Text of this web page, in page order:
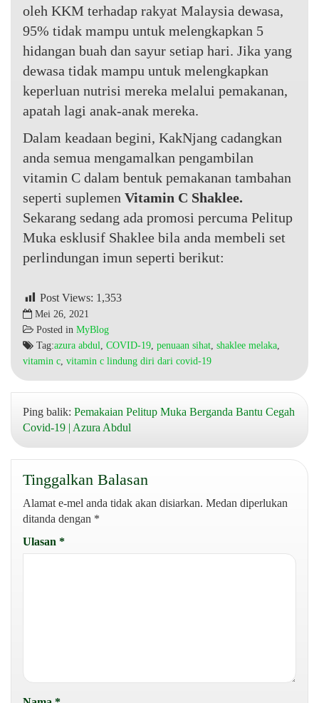
oleh KKM terhadap rakyat Malaysia dewasa,
95% tidak mampu untuk melengkapkan 5
hidangan buah dan sayur setiap hari. Jika yang
dewasa tidak mampu untuk melengkapkan
keperluan nutrisi mereka melalui pemakanan,
apatah lagi anak-anak mereka.
Dalam keadaan begini, KakNjang cadangkan
anda semua mengamalkan pengambilan
vitamin C dalam bentuk pemakanan tambahan
seperti suplemen Vitamin C Shaklee.
Sekarang sedang ada promosi percuma Pelitup
Muka esklusif Shaklee bila anda membeli set
perlindungan imun seperti berikut:
Post Views: 1,353
Mei 26, 2021
Posted in MyBlog
Tag:azura abdul, COVID-19, penuaan sihat, shaklee melaka,
vitamin c, vitamin c lindung diri dari covid-19
Ping balik: Pemakaian Pelitup Muka Berganda Bantu Cegah
Covid-19 | Azura Abdul
Tinggalkan Balasan
Alamat e-mel anda tidak akan disiarkan. Medan diperlukan
ditanda dengan *
Ulasan *